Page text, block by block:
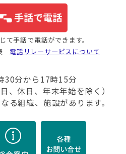
て手話で電話ができます。
電話リレーサービスについて
30分から17時15分
、休日、年末年始を除く）
る組織、施設があります。